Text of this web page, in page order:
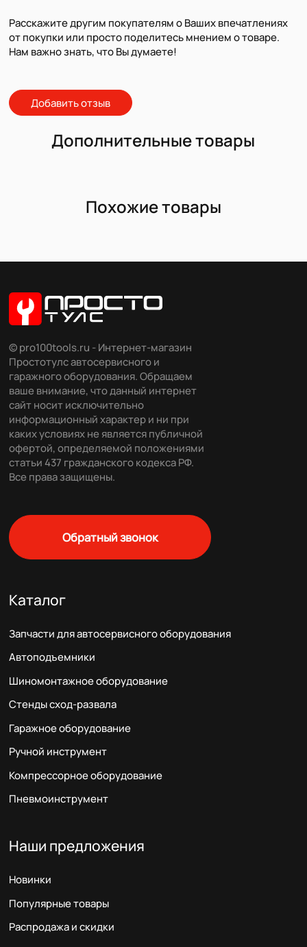
Расскажите другим покупателям о Ваших впечатлениях
от покупки или просто поделитесь мнением о товаре.
Нам важно знать, что Вы думаете!
Добавить отзыв
Дополнительные товары
Похожие товары
© pro100tools.ru - Интернет-магазин
Простотулс автосервисного и
гаражного оборудования. Обращаем
ваше внимание, что данный интернет
сайт носит исключительно
информационный характер и ни при
каких условиях не является публичной
офертой, определяемой положениями
статьи 437 гражданского кодекса РФ.
Все права защищены.
Обратный звонок
Каталог
Запчасти для автосервисного оборудования
Автоподъемники
Шиномонтажное оборудование
Стенды сход-развала
Гаражное оборудование
Ручной инструмент
Компрессорное оборудование
Пневмоинструмент
Наши предложения
Новинки
Популярные товары
Распродажа и скидки